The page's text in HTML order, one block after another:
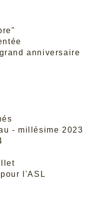
anniversaire
- millésime 2023
l'ASL